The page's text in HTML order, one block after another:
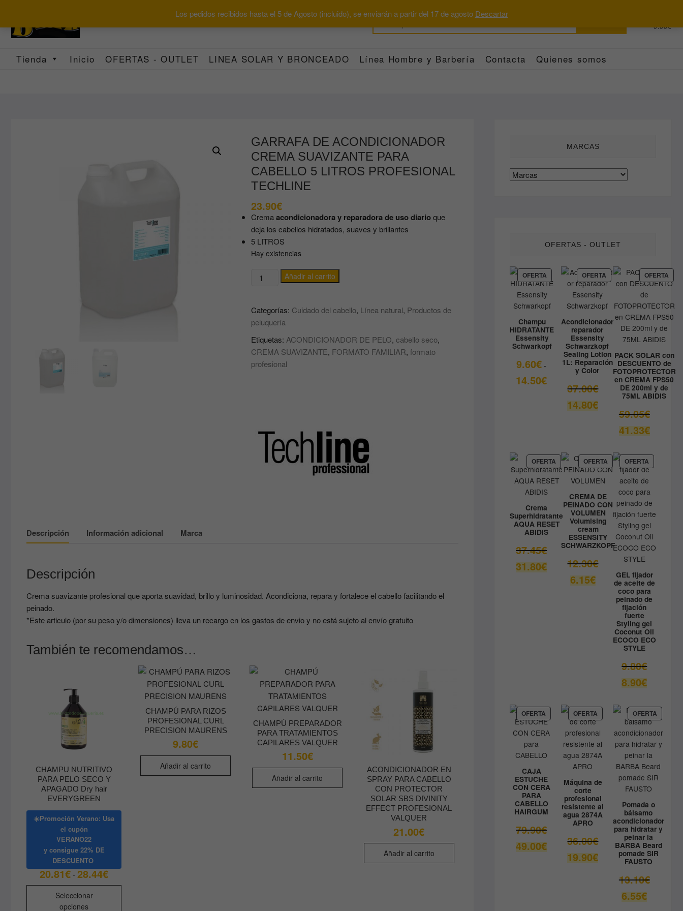
Los pedidos recibidos hasta el 5 de Agosto (incluido), se enviarán a partir del 17 de agosto Descartar
contenido
0.00€
Tienda Inicio OFERTAS - OUTLET LINEA SOLAR Y BRONCEADO Línea Hombre y Barbería Contacta Quienes somos
GARRAFA DE ACONDICIONADOR
CREMA SUAVIZANTE PARA
CABELLO 5 LITROS PROFESIONAL
TECHLINE
23.90€
Cremaacondicionadora y reparadora de uso diarioque
deja los cabellos hidratados, suaves y brillantes
5 LITROS
Hay existencias
GARRAFA
CREMA
SUAVIZANTE
PARA
CABELLO
LITROS
Añadir al carrito
Categorías: Cuidado del cabello, Línea natural, Productos de
peluquería
Etiquetas: ACONDICIONADOR DE PELO, cabello seco,
CREMA SUAVIZANTE, FORMATO FAMILIAR, formato
profesional
Descripción Información adicional Marca
Descripción
Crema suavizante profesional que aporta suavidad, brillo y luminosidad. Acondiciona, repara y fortalece el cabello facilitando el
peinado.
*Este articulo (por su peso y/o dimensiones) lleva un recargo en los gastos de envio y no está sujeto al envío gratuito
También te recomendamos…
CHAMPU NUTRITIVO
PARA PELO SECO Y
APAGADO Dry hair
EVERYGREEN
☀️Promoción Verano: Usa
el cupón
VERANO22
y consigue22% DE
DESCUENTO
20.81€ - 28.44€Rango
de
precios:
Seleccionar
opciones
Este
CHAMPÚ PARA RIZOS
PROFESIONAL CURL
PRECISION MAURENS
9.80€
Añadir al carrito
CHAMPÚ PREPARADOR
PARA TRATAMIENTOS
CAPILARES VALQUER
11.50€
Añadir al carrito
ACONDICIONADOR EN
SPRAY PARA CABELLO
CON PROTECTOR
SOLAR SBS DIVINITY
EFFECT PROFESIONAL
VALQUER
21.00€
Añadir al carrito
MARCAS
OFERTAS - OUTLET
OFERTAPRODUCTO
EN
OFERTA
Champu
HIDRATANTE
Essensity
Schwarkopf
9.60€ -
14.50€Rango
precios:
OFERTA PRODUCTO
EN
Acondicionador
reparador
Essensity
Schwarzkopf
Sealing Lotion
1L: Reparación
y Color
37.00€El
original
37.00€.
14.80€El
precio
OFERTA
EN
PACK SOLAR con
DESCUENTO de
FOTOPROTECTOR
en CREMA FPS50
DE 200ml y de
75ML ABIDIS
59.05€El
original
59.05€.
41.33€El
precio
OFERTAPRODUCTO
EN
OFERTA
Crema
Superhidratante
AQUA RESET
ABIDIS
37.45€El
original
31.80€El
precio
OFERTA PRODUCTO
EN
OFERTA
CREMA DE
PEINADO CON
VOLUMEN
Volumising
cream
ESSENSITY
SCHWARZKOPF
12.30€El
precio
original
12.30€.
6.15€El
precio
OFERTAPRODUCTO
EN
OFERTA
GEL fijador
de aceite de
coco para
peinado de
fijación
fuerte
Styling gel
Coconut Oil
ECOCO ECO
STYLE
9.80€El
original
9.80€.
8.90€El
precio
es:
8.90€.
OFERTA PRODUCTO
EN
OFERTA
CAJA
ESTUCHE
CON CERA
PARA
CABELLO
HAIRGUM
79.90€El
original
49.00€El
precio
OFERTAPRODUCTO
EN
OFERTA
Máquina de
corte
profesional
resistente al
agua 2874A
APRO
36.00€El
precio
original
36.00€.
19.90€El
precio
19.90€.
OFERTA
EN
OFERTA
Pomada o
bálsamo
acondicionador
para hidratar y
peinar la
BARBA Beard
pomade SIR
FAUSTO
13.10€El
6.55€El
precio